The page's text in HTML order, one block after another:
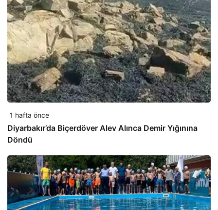
1 hafta önce
Diyarbakır’da Biçerdöver Alev Alınca Demir Yığınına
Döndü